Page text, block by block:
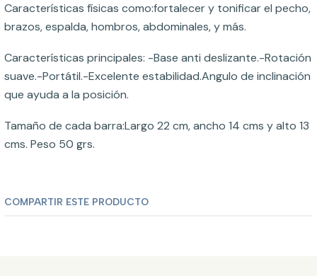
Características físicas como:fortalecer y tonificar el pecho,
brazos, espalda, hombros, abdominales, y más.
Características principales: -Base anti deslizante.-Rotación
suave.-Portátil.-Excelente estabilidad.Angulo de inclinación
que ayuda a la posición.
Tamaño de cada barra:Largo 22 cm, ancho 14 cms y alto 13
cms. Peso 50 grs.
COMPARTIR ESTE PRODUCTO